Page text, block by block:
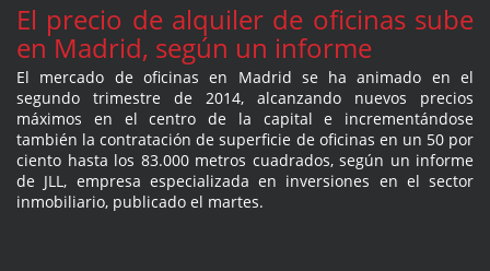
El precio de alquiler de oficinas sube
en Madrid, según un informe
El mercado de oficinas en Madrid se ha animado en el
segundo trimestre de 2014, alcanzando nuevos precios
máximos en el centro de la capital e incrementándose
también la contratación de superficie de oficinas en un 50 por
ciento hasta los 83.000 metros cuadrados, según un informe
de JLL, empresa especializada en inversiones en el sector
inmobiliario, publicado el martes.